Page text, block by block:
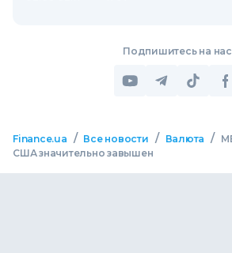
Подпишитесь на нас
Finance.ua / Все новости / Валюта /
США значительно завышен